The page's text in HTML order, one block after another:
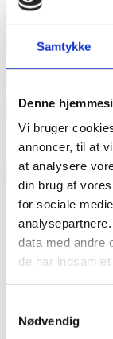
Samtykke
Denne
Vi bruger
annoncer, til at
at analysere
din brug af
for sociale
data med andre
de har
Nødvendig
Læs mere
annonce
annonce
Like us
RAINBOW